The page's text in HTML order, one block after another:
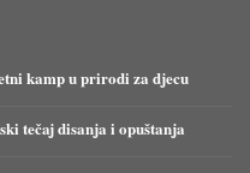
kamp u prirodi za djecu
tečaj disanja i opuštanja